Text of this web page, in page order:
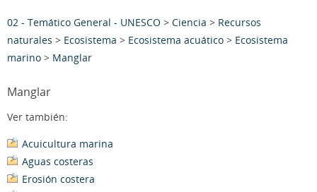
02 - Temático General - UNESCO > Ciencia > Recursos
naturales > Ecosistema > Ecosistema acuático > Ecosistema
marino > Manglar
Manglar
Ver también:
Acuicultura marina
Aguas costeras
Erosión costera